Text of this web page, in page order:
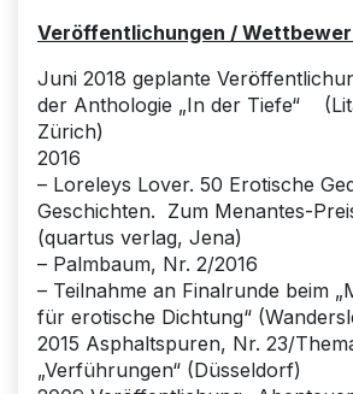
Veröffentlichungen /
Juni 2018 geplante
der Anthologie „In der Tiefe“
Zürich)
2016
– Loreleys Lover. 50 Erotische
Geschichten. Zum Menantes-
(quartus verlag, Jena)
– Palmbaum, Nr. 2/2016
– Teilnahme an Finalrunde beim
für erotische Dichtung“
2015 Asphaltspuren, Nr. 23/
„Verführungen“ (Düsseldorf)